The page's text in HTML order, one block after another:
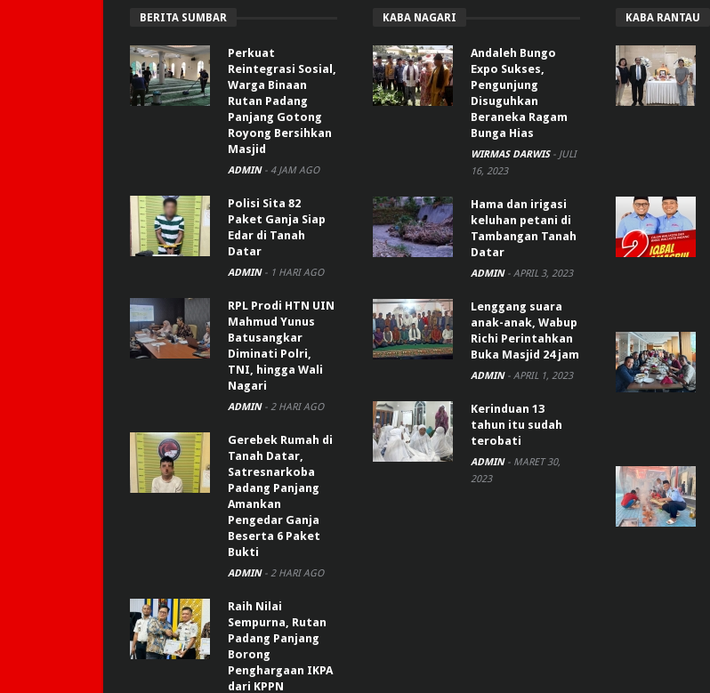
BERITA SUMBAR
Perkuat
Reintegrasi Sosial,
Warga Binaan
Rutan Padang
Panjang Gotong
Royong Bersihkan
Masjid
ADMIN - 4 JAM AGO
Polisi Sita 82
Paket Ganja Siap
Edar di Tanah
Datar
ADMIN - 1 HARI AGO
RPL Prodi HTN UIN
Mahmud Yunus
Batusangkar
Diminati Polri,
TNI, hingga Wali
Nagari
ADMIN - 2 HARI AGO
Gerebek Rumah di
Tanah Datar,
Satresnarkoba
Padang Panjang
Amankan
Pengedar Ganja
Beserta 6 Paket
Bukti
ADMIN - 2 HARI AGO
Raih Nilai
Sempurna, Rutan
Padang Panjang
Borong
Penghargaan IKPA
dari KPPN
KABA NAGARI
Andaleh Bungo
Expo Sukses,
Pengunjung
Disuguhkan
Beraneka Ragam
Bunga Hias
WIRMAS DARWIS - JULI
16, 2023
Hama dan irigasi
keluhan petani di
Tambangan Tanah
Datar
ADMIN - APRIL 3, 2023
Lenggang suara
anak-anak, Wabup
Richi Perintahkan
Buka Masjid 24 jam
ADMIN - APRIL 1, 2023
Kerinduan 13
tahun itu sudah
terobati
ADMIN - MARET 30,
2023
KABA RANTAU